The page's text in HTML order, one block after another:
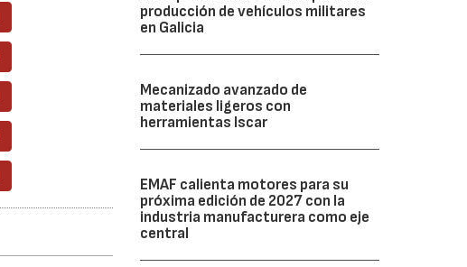
producción de vehículos militares
en Galicia
Mecanizado avanzado de
materiales ligeros con
herramientas Iscar
EMAF calienta motores para su
próxima edición de 2027 con la
industria manufacturera como eje
central